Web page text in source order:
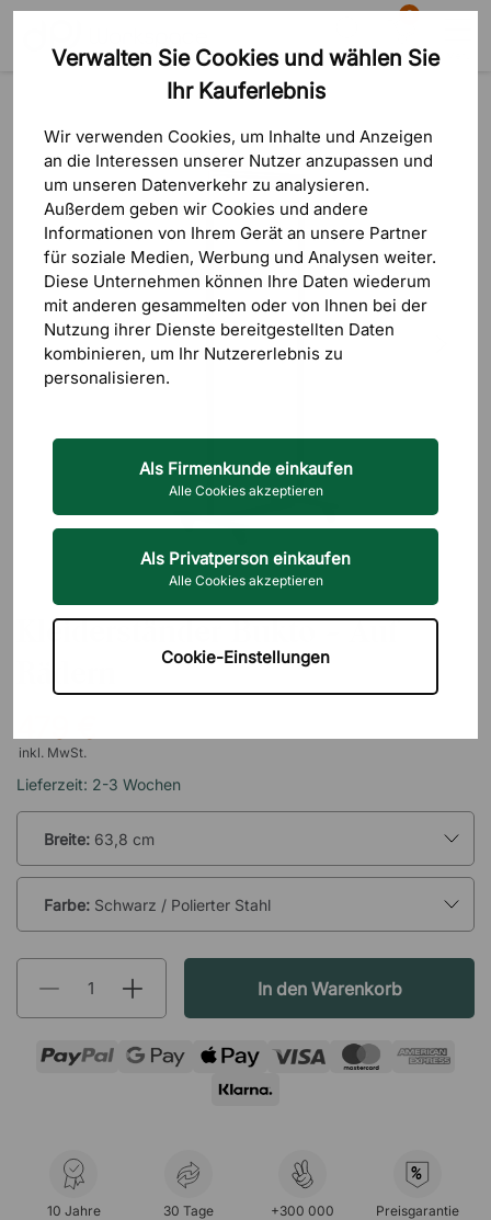
Verwalten Sie Cookies und wählen Sie
Ihr Kauferlebnis
Wir verwenden Cookies, um Inhalte und Anzeigen
an die Interessen unserer Nutzer anzupassen und
um unseren Datenverkehr zu analysieren.
Außerdem geben wir Cookies und andere
Informationen von Ihrem Gerät an unsere Partner
für soziale Medien, Werbung und Analysen weiter.
Diese Unternehmen können Ihre Daten wiederum
mit anderen gesammelten oder von Ihnen bei der
Nutzung ihrer Dienste bereitgestellten Daten
kombinieren, um Ihr Nutzererlebnis zu
personalisieren.
Als Firmenkunde einkaufen
Alle Cookies akzeptieren
Als Privatperson einkaufen
Alle Cookies akzeptieren
Cookie-Einstellungen
Suche
0
Warenkorb
Flurmöbel Kleiderständer & Hakenleisten
Kleiderständer Bukto - Auf
inkl. MwSt.
Lieferzeit: 2-3 Wochen
Breite: 63,8 cm
Farbe: Schwarz / Polierter Stahl
In den Warenkorb
10 Jahre
30 Tage
+300 000
%
Preisgarantie